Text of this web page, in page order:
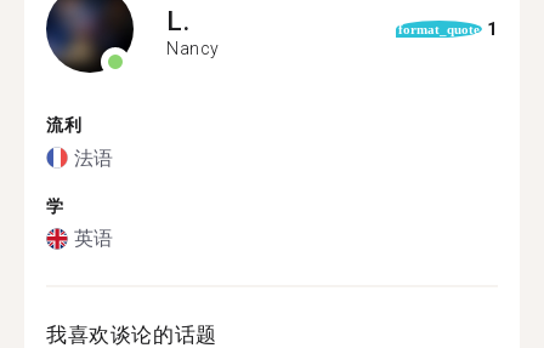
L.
Nancy
format_quote 1
流利
法语
学
英语
我喜欢谈论的话题